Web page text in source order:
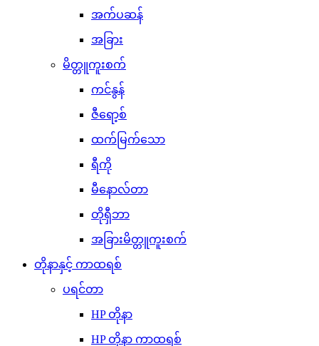
အက်ပဆန်
အခြား
မိတ္တူကူးစက်
ကင်နွန်
ဇီရော့စ်
ထက်မြက်သော
ရီကို
မီနောလ်တာ
တိုရှီဘာ
အခြားမိတ္တူကူးစက်
တိုနာနှင့် ကာထရစ်
ပရင်တာ
HP တိုနာ
HP တိုနာ ကာထရစ်